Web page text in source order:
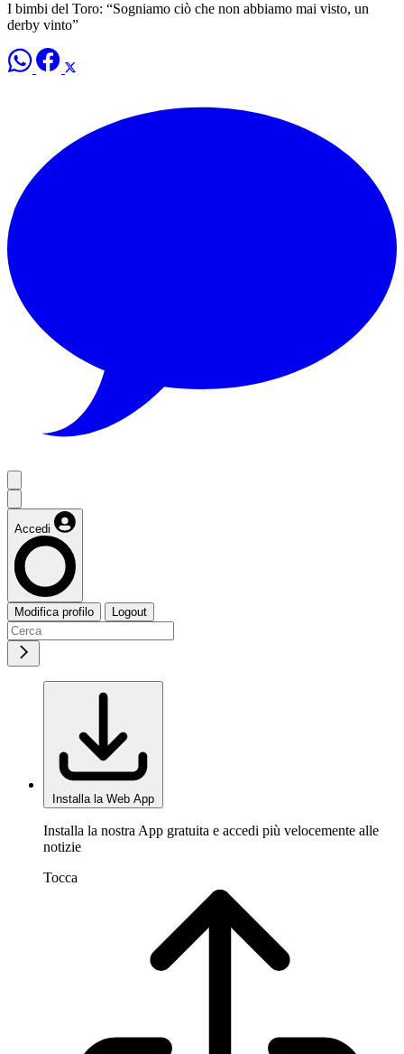
I bimbi del Toro: “Sogniamo ciò che non abbiamo mai visto, un
derby vinto”
Accedi
Modifica profilo Logout
Installa la Web App
Installa la nostra App gratuita e accedi più velocemente alle
notizie
Tocca